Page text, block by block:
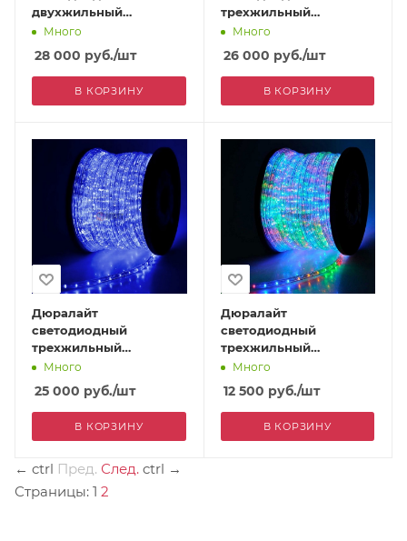
двухжильный
(фиксинг), ПВХ
молочного цвета, 13
мм, теплый белый
Много
28 000 руб./шт
В КОРЗИНУ
трехжильный
(чейзинг), 13 мм, белый
Много
26 000 руб./шт
В КОРЗИНУ
Дюралайт
светодиодный
трехжильный
(чейзинг), 13 мм, синий
Много
25 000 руб./шт
В КОРЗИНУ
Дюралайт
светодиодный
трехжильный
(чейзинг), 13 мм,
мультиколор
Много
12 500 руб./шт
В КОРЗИНУ
← ctrl Пред. След. ctrl →
Страницы: 1 2